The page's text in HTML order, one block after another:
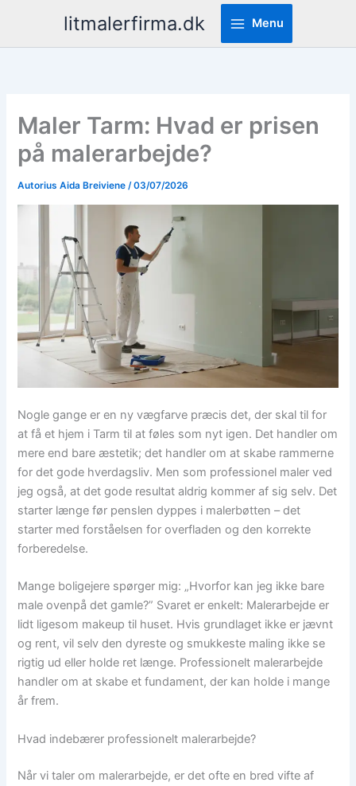
turinio
litmalerfirma.dk Menu
Maler Tarm: Hvad er prisen
på malerarbejde?
Autorius Aida Breiviene/03/07/2026
Nogle gange er en ny vægfarve præcis det, der skal til for
at få et hjem i Tarm til at føles som nyt igen. Det handler om
mere end bare æstetik; det handler om at skabe rammerne
for det gode hverdagsliv. Men som professionel maler ved
jeg også, at det gode resultat aldrig kommer af sig selv. Det
starter længe før penslen dyppes i malerbøtten – det
starter med forståelsen for overfladen og den korrekte
forberedelse.
Mange boligejere spørger mig: „Hvorfor kan jeg ikke bare
male ovenpå det gamle?” Svaret er enkelt: Malerarbejde er
lidt ligesom makeup til huset. Hvis grundlaget ikke er jævnt
og rent, vil selv den dyreste og smukkeste maling ikke se
rigtig ud eller holde ret længe. Professionelt malerarbejde
handler om at skabe et fundament, der kan holde i mange
år frem.
Hvad indebærer professionelt malerarbejde?
Når vi taler om malerarbejde, er det ofte en bred vifte af